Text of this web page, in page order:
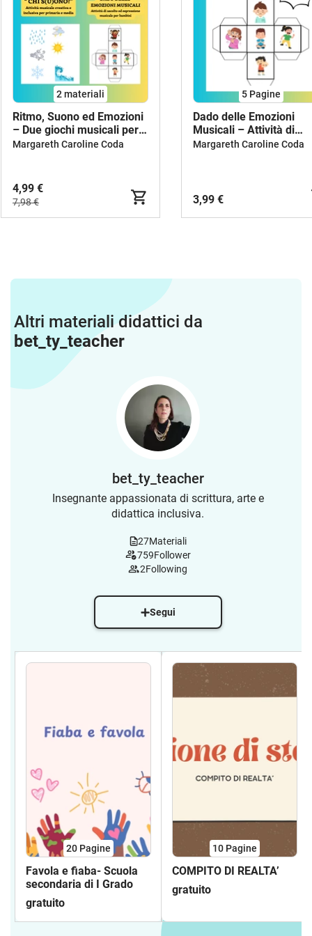
2 materiali
Ritmo, Suono ed Emozioni
– Due giochi musicali per
ascolto, espressione e
Margareth Caroline Coda
4,99 €
7,98 €
5 Pagine
Dado delle Emozioni
Musicali – Attività di
ascolto ed espressione
Margareth Caroline Coda
3,99 €
Altri materiali didattici da
bet_ty_teacher
bet_ty_teacher
Insegnante appassionata di scrittura, arte e
didattica inclusiva.
27Materiali
759Follower
2Following
Segui
20 Pagine
Favola e fiaba- Scuola
secondaria di I Grado
gratuito
10 Pagine
COMPITO DI REALTA’
gratuito